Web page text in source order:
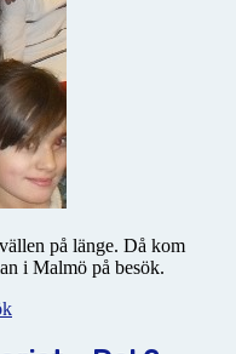
på länge. Då kom
i Malmö på besök.